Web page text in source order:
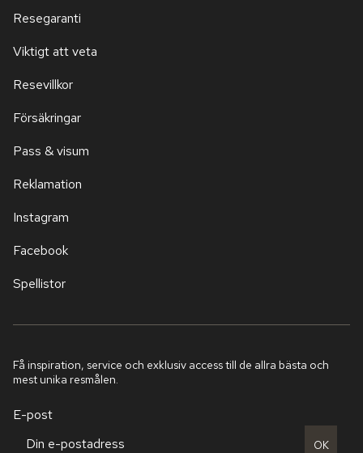
Resegaranti
Viktigt att veta
Resevillkor
Försäkringar
Pass & visum
Reklamation
Instagram
Facebook
Spellistor
Få inspiration, service och exklusiv access till de allra bästa och
mest unika resmålen.
E-post
OK